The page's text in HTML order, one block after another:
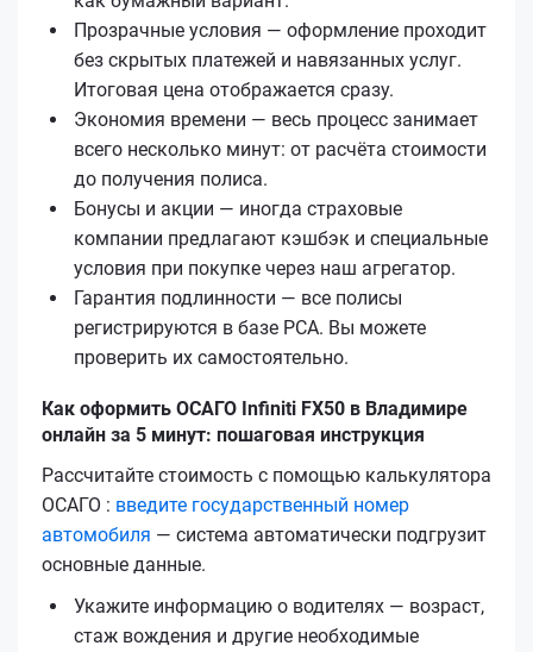
Прозрачные условия — оформление проходит
без скрытых платежей и навязанных услуг.
Итоговая цена отображается сразу.
Экономия времени — весь процесс занимает
всего несколько минут: от расчёта стоимости
до получения полиса.
Бонусы и акции — иногда страховые
компании предлагают кэшбэк и специальные
условия при покупке через наш агрегатор.
Гарантия подлинности — все полисы
регистрируются в базе РСА. Вы можете
проверить их самостоятельно.
Как оформить ОСАГО Infiniti FX50 в Владимире
онлайн за 5 минут: пошаговая инструкция
Рассчитайте стоимость с помощью калькулятора
ОСАГО : введите государственный номер
автомобиля — система автоматически подгрузит
основные данные.
Укажите информацию о водителях — возраст,
стаж вождения и другие необходимые